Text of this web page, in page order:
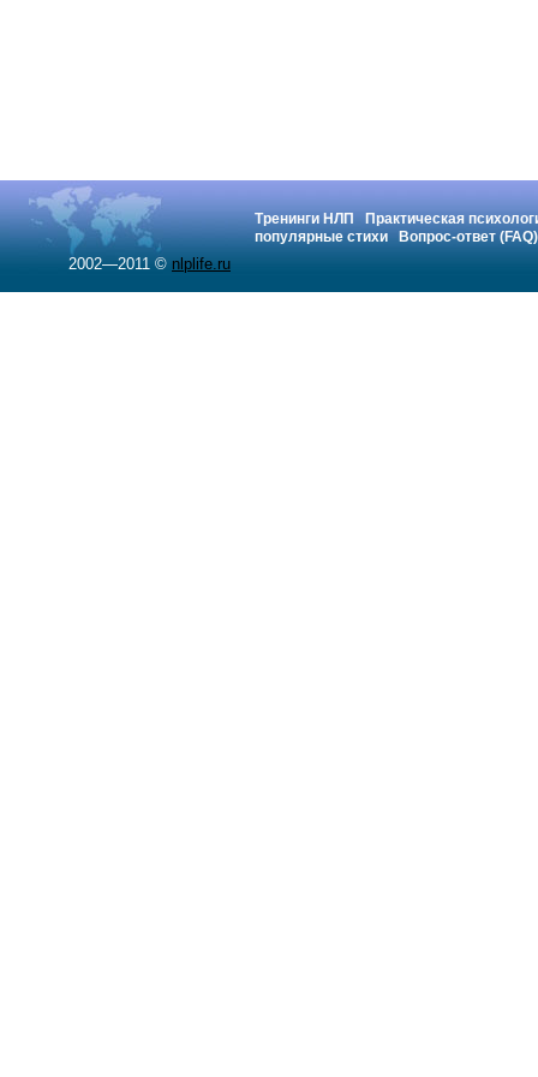
Тренинги НЛП
Практическая
популярные стихи
Вопрос-ответ (FAQ)
2002—2011 © nlplife.ru